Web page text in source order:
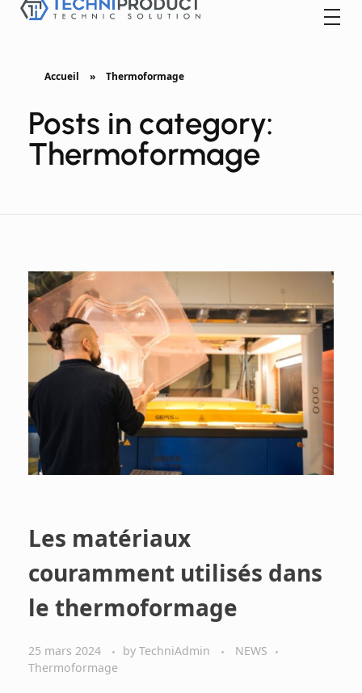
Accueil » Thermoformage
Posts in category:
Thermoformage
Les matériaux
couramment utilisés dans
le thermoformage
25 mars 2024 by TechniAdmin
NEWS
Thermoformage